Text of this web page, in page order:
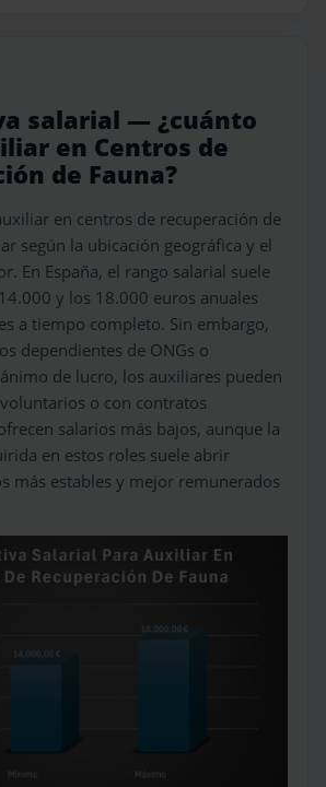
salarial — ¿cuánto
en Centros de
de Fauna?
en centros de recuperación de
según la ubicación geográfica y el
En España, el rango salarial suele
y los 18.000 euros anuales
a tiempo completo. Sin embargo,
dependientes de ONGs o
de lucro, los auxiliares pueden
o con contratos
salarios más bajos, aunque la
en estos roles suele abrir
más estables y mejor remunerados